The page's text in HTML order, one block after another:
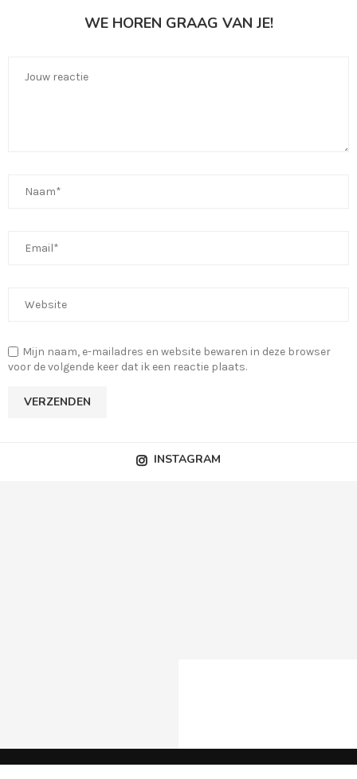
WE HOREN GRAAG VAN JE!
Mijn naam, e-mailadres en website bewaren in deze browser
voor de volgende keer dat ik een reactie plaats.
INSTAGRAM